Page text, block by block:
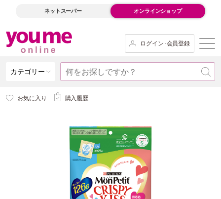
ネットスーパー オンラインショップ
ログイン･会員登録
カテゴリー
お気に入り 購入履歴